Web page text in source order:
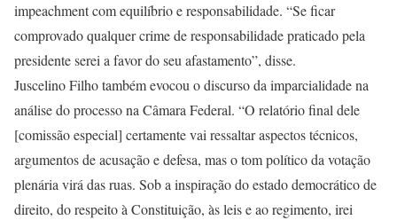
impeachment com equilíbrio e responsabilidade. “Se ficar
comprovado qualquer crime de responsabilidade praticado pela
presidente serei a favor do seu afastamento”, disse.
Juscelino Filho também evocou o discurso da imparcialidade na
análise do processo na Câmara Federal. “O relatório final dele
[comissão especial] certamente vai ressaltar aspectos técnicos,
argumentos de acusação e defesa, mas o tom político da votação
plenária virá das ruas. Sob a inspiração do estado democrático de
direito, do respeito à Constituição, às leis e ao regimento, irei